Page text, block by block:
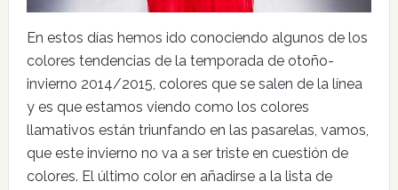
En estos días hemos ido conociendo algunos de los
colores tendencias de la temporada de otoño-
invierno 2014/2015, colores que se salen de la línea
y es que estamos viendo como los colores
llamativos están triunfando en las pasarelas, vamos,
que este invierno no va a ser triste en cuestión de
colores. El último color en añadirse a la lista de